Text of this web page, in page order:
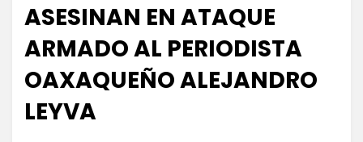
ASESINAN EN ATAQUE
ARMADO AL PERIODISTA
OAXAQUEÑO ALEJANDRO
LEYVA